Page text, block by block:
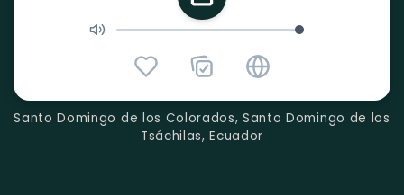
Santo Domingo de los Colorados, Santo Domingo de los
Tsáchilas, Ecuador